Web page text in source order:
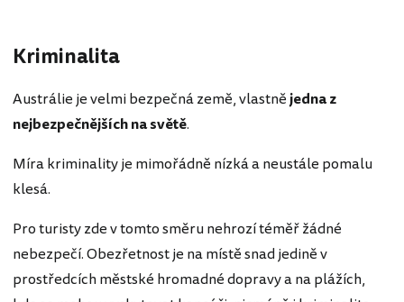
Kriminalita
Austrálie je velmi bezpečná země, vlastnějedna z
nejbezpečnějších na světě.
Míra kriminality je mimořádně nízká a neustále pomalu
klesá.
Pro turisty zde v tomto směru nehrozí téměř žádné
nebezpečí. Obezřetnost je na místě snad jedině v
prostředcích městské hromadné dopravy a na plážích,